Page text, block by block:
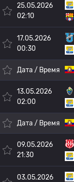
25.05.2026
02:10
17.05.2026
00:30
Дата / Время
13.05.2026
02:00
Дата / Время
09.05.2026
21:30
03.05.2026